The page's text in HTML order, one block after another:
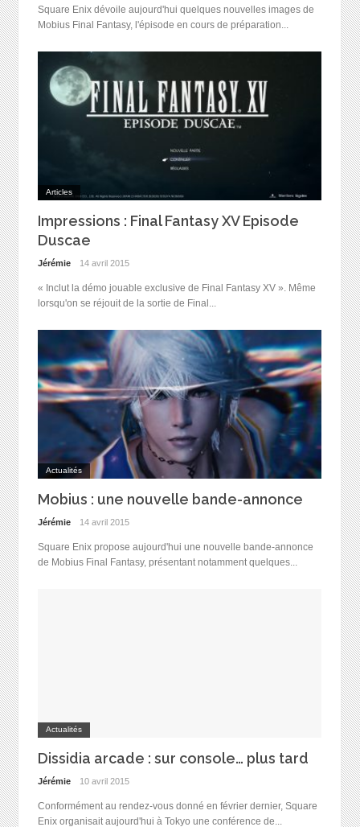
Square Enix dévoile aujourd'hui quelques nouvelles images de
Mobius Final Fantasy, l'épisode en cours de préparation...
Articles
Impressions : Final Fantasy XV Episode
Duscae
Jérémie 14 avril 2015
« Inclut la démo jouable exclusive de Final Fantasy XV ». Même
lorsqu'on se réjouit de la sortie de Final...
Actualités
Mobius : une nouvelle bande-annonce
Jérémie 14 avril 2015
Square Enix propose aujourd'hui une nouvelle bande-annonce
de Mobius Final Fantasy, présentant notamment quelques...
Actualités
Dissidia arcade : sur console… plus tard
Jérémie 10 avril 2015
Conformément au rendez-vous donné en février dernier, Square
Enix organisait aujourd'hui à Tokyo une conférence de...